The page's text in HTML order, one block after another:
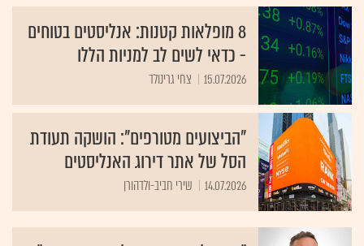
8 מופלאות קטנות: אנליסטים בטוחים
- כדאי לשים לב למניות הללו
15.07.2026 צחי גרינולד
"הביצועים מטורפים": הושקה תעודת
הסל של אתר דירוג האנליסטים
14.07.2026 שירי חביב-ולדהורן